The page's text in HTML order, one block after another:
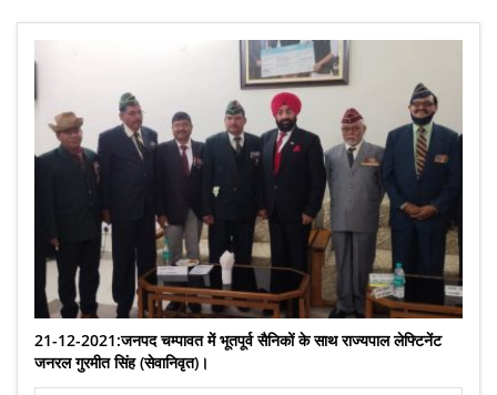
21-12-2021:जनपद चम्पावत में भूतपूर्व सैनिकों के साथ राज्यपाल लेफ्टिनेंट
जनरल गुरमीत सिंह (सेवानिवृत)।